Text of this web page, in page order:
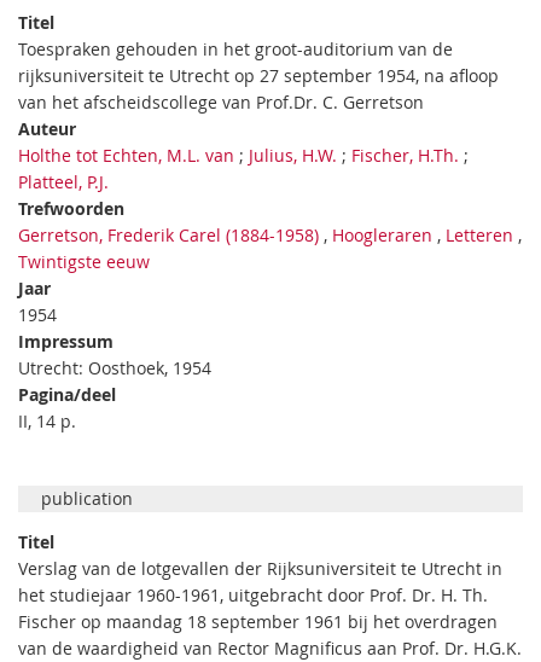
Titel
Toespraken gehouden in het groot-auditorium van de
rijksuniversiteit te Utrecht op 27 september 1954, na afloop
van het afscheidscollege van Prof.Dr. C. Gerretson
Auteur
Holthe tot Echten, M.L. van ; Julius, H.W. ; Fischer, H.Th. ;
Platteel, P.J.
Trefwoorden
Gerretson, Frederik Carel (1884-1958) , Hoogleraren , Letteren ,
Twintigste eeuw
Jaar
1954
Impressum
Utrecht: Oosthoek, 1954
Pagina/deel
II, 14 p.
publication
Titel
Verslag van de lotgevallen der Rijksuniversiteit te Utrecht in
het studiejaar 1960-1961, uitgebracht door Prof. Dr. H. Th.
Fischer op maandag 18 september 1961 bij het overdragen
van de waardigheid van Rector Magnificus aan Prof. Dr. H.G.K.